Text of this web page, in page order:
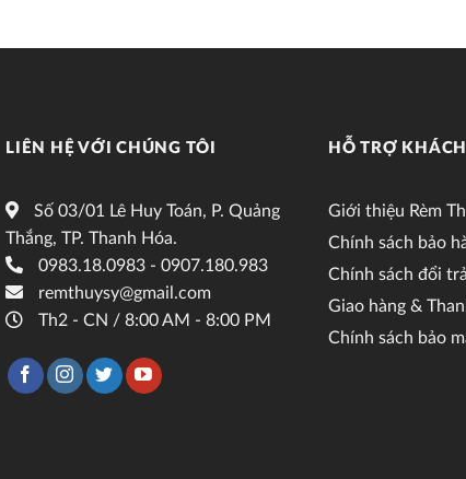
LIÊN HỆ VỚI CHÚNG TÔI
Số 03/01 Lê Huy Toán, P. Quảng
Thắng, TP. Thanh Hóa.
0983.18.0983 - 0907.180.983
remthuysy@gmail.com
Th2 - CN / 8:00 AM - 8:00 PM
HỖ TRỢ
Giới thiệu Rèm
Chính sách bảo
Chính sách đổi trả
Giao hàng &
Chính sách bảo